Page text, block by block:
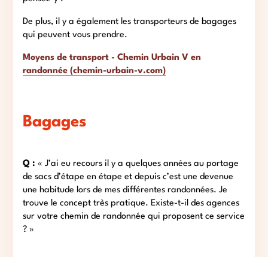
De plus, il y a également les transporteurs de bagages
qui peuvent vous prendre.
Moyens de transport - Chemin Urbain V en
randonnée (chemin-urbain-v.com)
Bagages
Q :« J’ai eu recours il y a quelques années au portage
de sacs d’étape en étape et depuis c’est une devenue
une habitude lors de mes différentes randonnées. Je
trouve le concept très pratique. Existe-t-il des agences
sur votre chemin de randonnée qui proposent ce service
? »